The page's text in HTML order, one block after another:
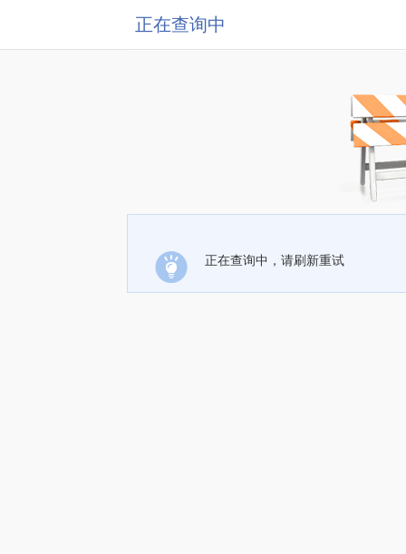
正在查询中
正在查询中，请刷新重试